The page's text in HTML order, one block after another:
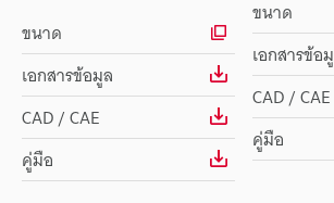
ขนาด
เอกสารข้อมูล
CAD / CAE
คู่มือ
ขนาด
เอกสารข้อ
CAD / CAE
คู่มือ